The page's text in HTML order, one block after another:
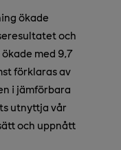
ökade
och
med 9,7
förklaras av
i jämförbara
utnyttja vår
och uppnått